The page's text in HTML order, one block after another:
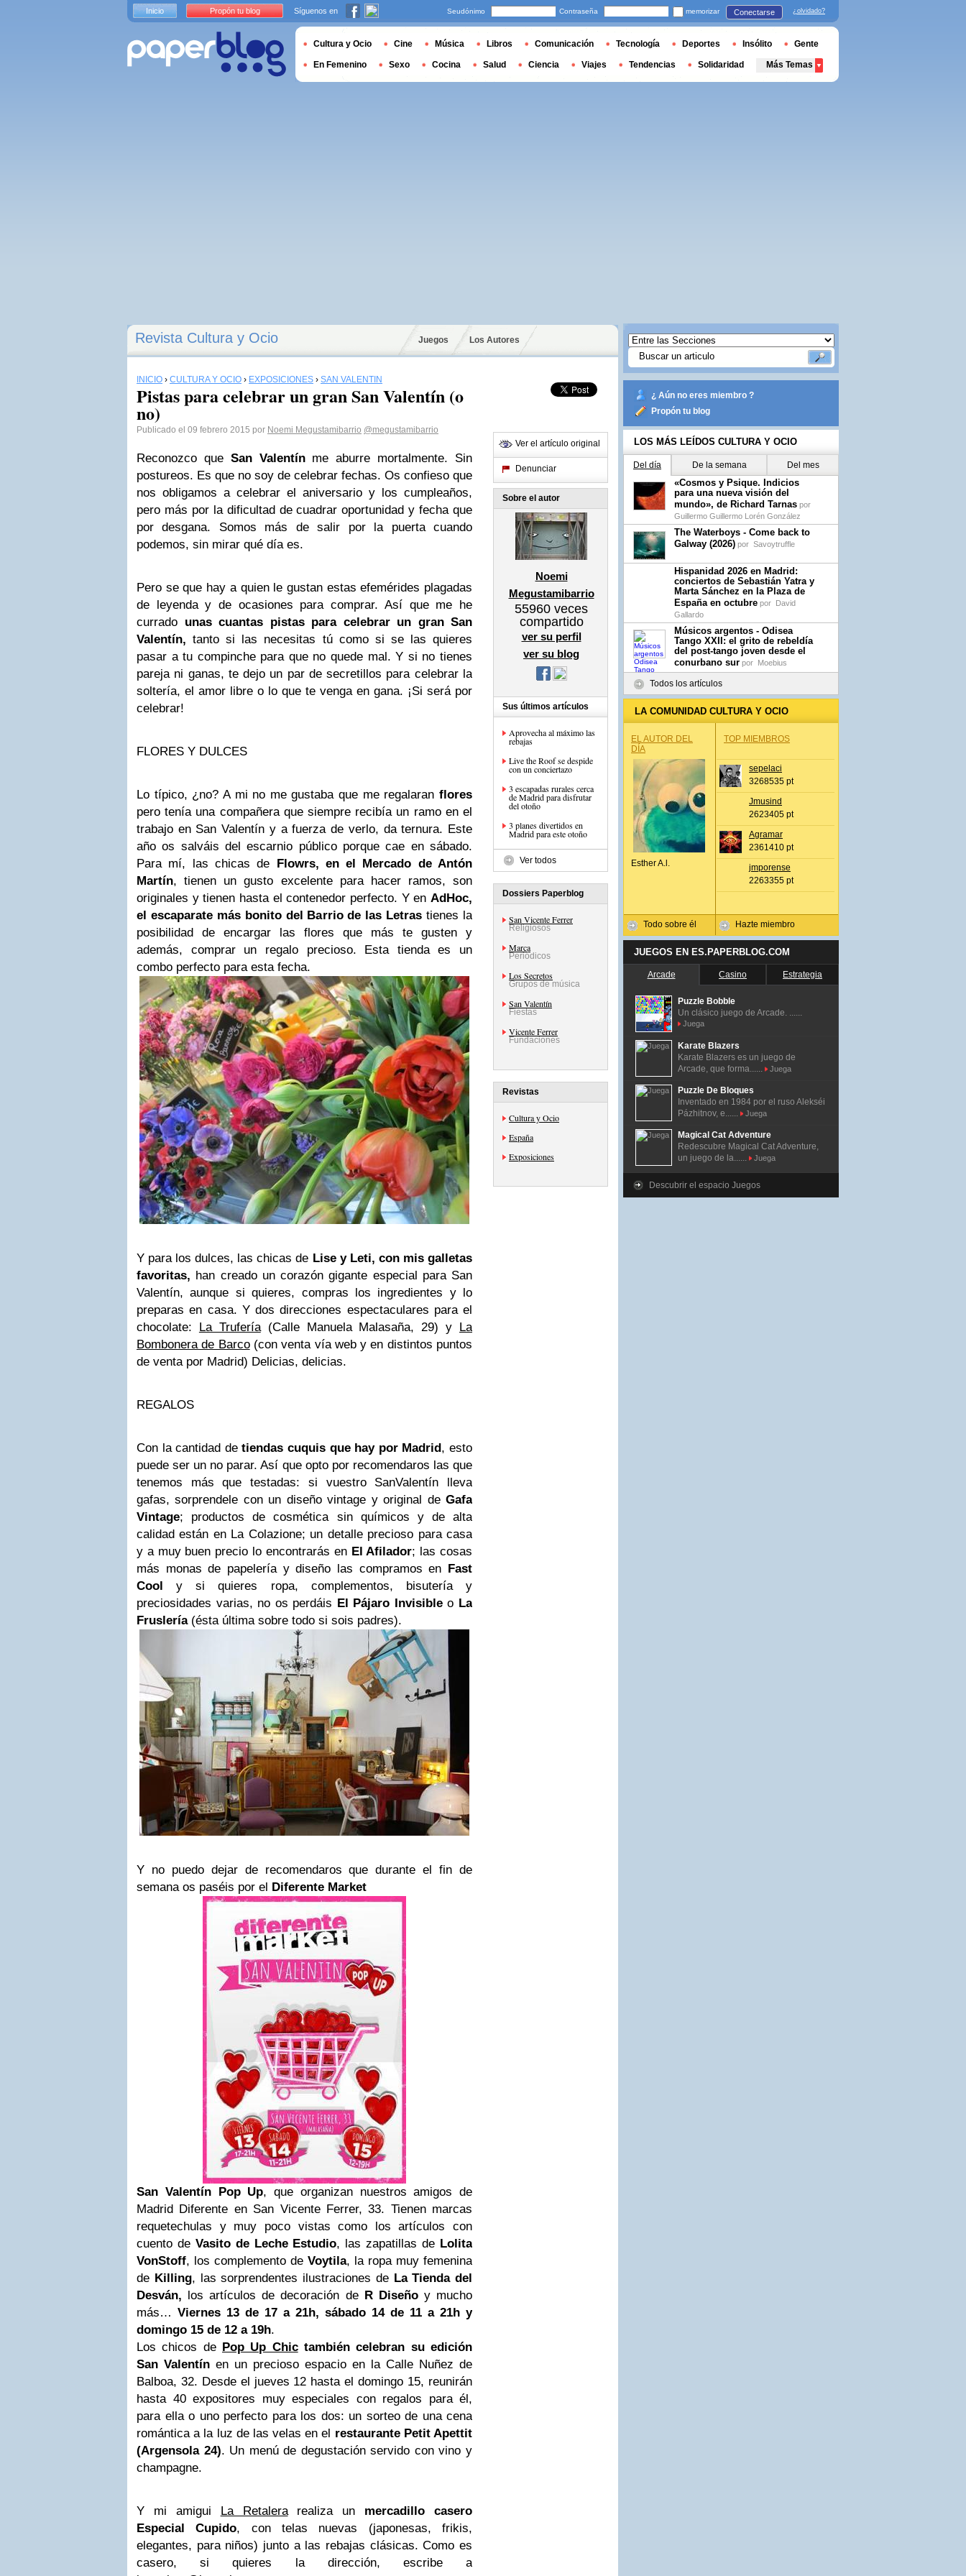
Revista Cultura y Ocio Juegos Los Autores
INICIO › CULTURA Y OCIO › EXPOSICIONES › SAN VALENTÍN
Pistas para celebrar un gran San Valentín (o
no)
Publicado el 09 febrero 2015 por Noemi Megustamibarrio @megustamibarrio
Reconozco que San Valentínme aburre mortalmente. Sin
postureos. Es que no soy de celebrar fechas. Os confieso que
nos obligamos a celebrar el aniversario y los cumpleaños,
pero más por la dificultad de cuadrar oportunidad y fecha que
por desgana. Somos más de salir por la puerta cuando
podemos, sin mirar qué día es.
Pero se que hay a quien le gustan estas efemérides plagadas
de leyenda y de ocasiones para comprar. Así que me he
currado unas cuantas pistas para celebrar un gran San
Valentín, tanto si las necesitas tú como si se las quieres
pasar a tu compinche para que no quede mal. Y si no tienes
pareja ni ganas, te dejo un par de secretillos para celebrar la
soltería, el amor libre o lo que te venga en gana. ¡Si será por
celebrar!
FLORES Y DULCES
Lo típico, ¿no? A mi no me gustaba que me regalaran flores
pero tenía una compañera que siempre recibía un ramo en el
trabajo en San Valentín y a fuerza de verlo, da ternura. Este
año os salváis del escarnio público porque cae en sábado.
Para mí, las chicas de Flowrs, en el Mercado de Antón
Martín, tienen un gusto excelente para hacer ramos, son
originales y tienen hasta el contenedor perfecto. Y en AdHoc,
el escaparate más bonito del Barrio de las Letras tienes la
posibilidad de encargar las flores que más te gusten y
además, comprar un regalo precioso. Esta tienda es un
combo perfecto para esta fecha.
Y para los dulces, las chicas de Lise y Leti, con mis galletas
favoritas, han creado un corazón gigante especial para San
Valentín, aunque si quieres, compras los ingredientes y lo
preparas en casa. Y dos direcciones espectaculares para el
chocolate: La Trufería(Calle Manuela Malasaña, 29) y La
Bombonera de Barco(con venta vía web y en distintos puntos
de venta por Madrid) Delicias, delicias.
REGALOS
Con la cantidad detiendas cuquis que hay por Madrid, esto
puede ser un no parar. Así que opto por recomendaros las que
tenemos más que testadas: si vuestro SanValentín lleva
gafas, sorprendele con un diseño vintage y original de Gafa
Vintage; productos de cosmética sin químicos y de alta
calidad están en La Colazione; un detalle precioso para casa
y a muy buen precio lo encontrarás en El Afilador; las cosas
más monas de papelería y diseño las compramos en Fast
Cool y si quieres ropa, complementos, bisutería y
preciosidades varias, no os perdáis El Pájaro Invisibleo La
Fruslería(ésta última sobre todo si sois padres).
Y no puedo dejar de recomendaros que durante el fin de
semana os paséis por el Diferente Market
San Valentín Pop Up, que organizan nuestros amigos de
Madrid Diferente en San Vicente Ferrer, 33. Tienen marcas
requetechulas y muy poco vistas como los artículos con
cuento de Vasito de Leche Estudio, las zapatillas de Lolita
VonStoff, los complemento de Voytila, la ropa muy femenina
de Killing, las sorprendentes ilustraciones de La Tienda del
Desván, los artículos de decoración de R Diseñoy mucho
más… Viernes 13 de 17 a 21h, sábado 14 de 11 a 21h y
domingo 15 de 12 a 19h.
Los chicos de Pop Up Chictambién celebran su edición
San Valentín en un precioso espacio en la Calle Nuñez de
Balboa, 32. Desde el jueves 12 hasta el domingo 15, reunirán
hasta 40 expositores muy especiales con regalos para él,
para ella o uno perfecto para los dos: un sorteo de una cena
romántica a la luz de las velas en el restaurante Petit Apettit
(Argensola 24). Un menú de degustación servido con vino y
champagne.
Y mi amigui La Retalerarealiza un mercadillo casero
Especial Cupido, con telas nuevas (japonesas, frikis,
elegantes, para niños) junto a las rebajas clásicas. Como es
casero, si quieres la dirección, escribe a
Ver el artículo original
Denunciar
Sobre el autor
Noemi
Megustamibarrio
55960 veces
compartido
ver su perfil
ver su blog
Sus últimos artículos
Aprovecha al máximo las
rebajas
Live the Roof se despide
con un conciertazo
3 escapadas rurales cerca
de Madrid para disfrutar
del otoño
3 planes divertidos en
Madrid para este otoño
Ver todos
Dossiers Paperblog
San Vicente Ferrer
Religiosos
Marca
Periódicos
Los Secretos
Grupos de música
San Valentín
Fiestas
Vicente Ferrer
Fundaciones
Revistas
Cultura y Ocio
España
Exposiciones
¿ Aún no eres miembro ?
Propón tu blog
LOS MÁS LEÍDOS CULTURA Y OCIO
Del día De la semana Del mes
«Cosmos y Psique. Indicios
para una nueva visión del
mundo», de Richard Tarnas por
Guillermo Guillermo Lorén González
The Waterboys - Come back to
Galway (2026) por Savoytruffle
Hispanidad 2026 en Madrid:
conciertos de Sebastián Yatra y
Marta Sánchez en la Plaza de
España en octubre por David
Gallardo
Músicos argentos - Odisea
Tango XXII: el grito de rebeldía
del post-tango joven desde el
conurbano sur por Moebius
Todos los artículos
LA COMUNIDAD CULTURA Y OCIO
EL AUTOR DEL
DÍA
Esther A.l.
Todo sobre él
TOP MIEMBROS
sepelaci
3268535 pt
Jmusind
2623405 pt
Agramar
2361410 pt
jmporense
2263355 pt
Hazte miembro
JUEGOS EN ES.PAPERBLOG.COM
Arcade Casino Estrategia
Puzzle Bobble
Un clásico juego de Arcade. ......
Juega
Karate Blazers
Karate Blazers es un juego de
Arcade, que forma......
Juega
Puzzle De Bloques
Inventado en 1984 por el ruso Alekséi
Pázhitnov, e......
Juega
Magical Cat Adventure
Redescubre Magical Cat Adventure,
un juego de la......
Juega
Descubrir el espacio Juegos
Inicio Propón tu blog Síguenos en Seudónimo Contraseña memorizar Conectarse ¿olvidado?
Cultura y Ocio Cine Música Libros Comunicación Tecnología Deportes Insólito Gente
En Femenino Sexo Cocina Salud Ciencia Viajes Tendencias Solidaridad Más Temas